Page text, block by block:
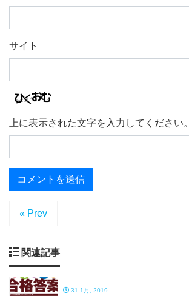
サイト
上に表示された文字を入力してください。
« Prev
関連記事
31 1月, 2019